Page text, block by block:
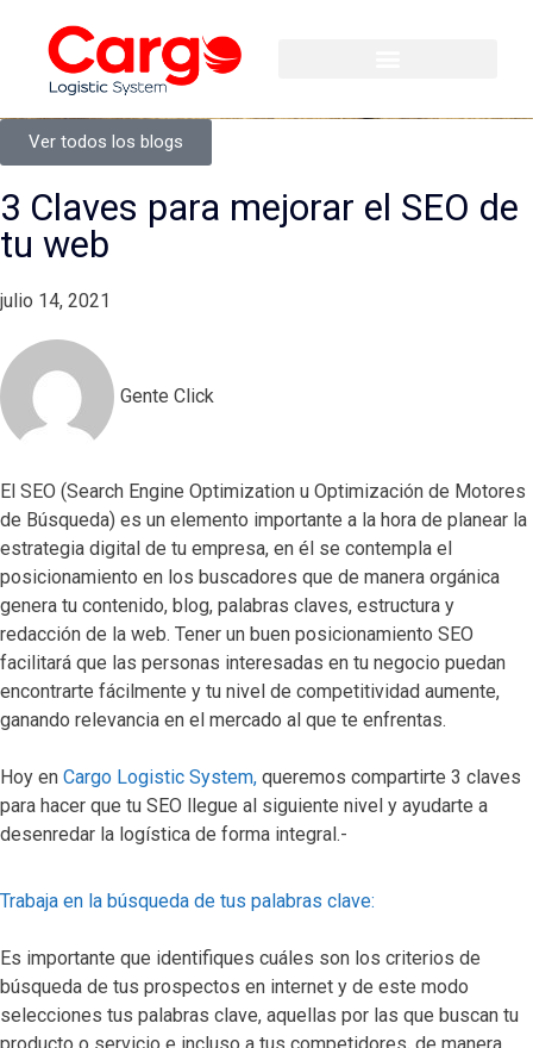
Ver todos los blogs
3 Claves para mejorar el SEO de
tu web
julio 14, 2021
Gente Click
El SEO (Search Engine Optimization u Optimización de Motores
de Búsqueda) es un elemento importante a la hora de planear la
estrategia digital de tu empresa, en él se contempla el
posicionamiento en los buscadores que de manera orgánica
genera tu contenido, blog, palabras claves, estructura y
redacción de la web. Tener un buen posicionamiento SEO
facilitará que las personas interesadas en tu negocio puedan
encontrarte fácilmente y tu nivel de competitividad aumente,
ganando relevancia en el mercado al que te enfrentas.
Hoy en Cargo Logistic System, queremos compartirte 3 claves
para hacer que tu SEO llegue al siguiente nivel y ayudarte a
desenredar la logística de forma integral.-
Trabaja en la búsqueda de tus palabras clave:
Es importante que identifiques cuáles son los criterios de
búsqueda de tus prospectos en internet y de este modo
selecciones tus palabras clave, aquellas por las que buscan tu